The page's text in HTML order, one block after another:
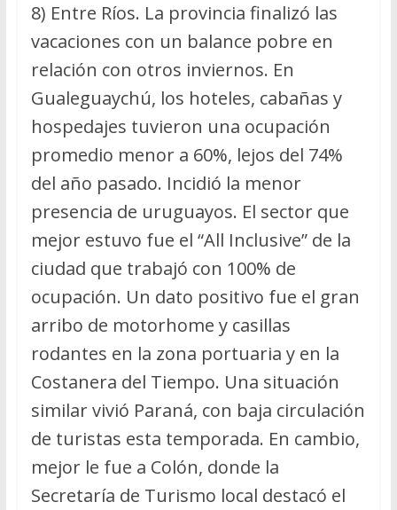
8) Entre Ríos. La provincia finalizó las
vacaciones con un balance pobre en
relación con otros inviernos. En
Gualeguaychú, los hoteles, cabañas y
hospedajes tuvieron una ocupación
promedio menor a 60%, lejos del 74%
del año pasado. Incidió la menor
presencia de uruguayos. El sector que
mejor estuvo fue el “All Inclusive” de la
ciudad que trabajó con 100% de
ocupación. Un dato positivo fue el gran
arribo de motorhome y casillas
rodantes en la zona portuaria y en la
Costanera del Tiempo. Una situación
similar vivió Paraná, con baja circulación
de turistas esta temporada. En cambio,
mejor le fue a Colón, donde la
Secretaría de Turismo local destacó el